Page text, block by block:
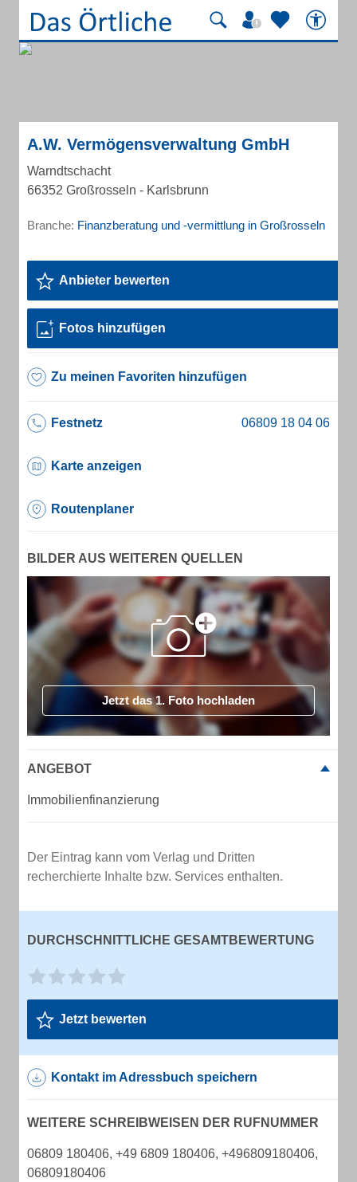
A.W. Vermögensverwaltung GmbH
Warndtschacht
66352 Großrosseln - Karlsbrunn
Branche: Finanzberatung und -vermittlung in Großrosseln
Anbieter bewerten
Fotos hinzufügen
Zu meinen Favoriten hinzufügen
Festnetz
Karte anzeigen
Routenplaner
BILDER AUS WEITEREN QUELLEN
Jetzt das 1. Foto hochladen
ANGEBOT
Immobilienfinanzierung
Der Eintrag kann vom Verlag und Dritten
recherchierte Inhalte bzw. Services enthalten.
DURCHSCHNITTLICHE GESAMTBEWERTUNG
Jetzt bewerten
Kontakt im Adressbuch speichern
WEITERE SCHREIBWEISEN DER RUFNUMMER
06809 180406, +49 6809 180406, +496809180406,
06809180406